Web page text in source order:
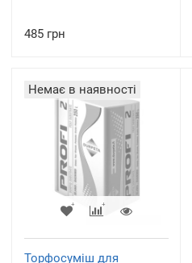
485 грн
Немає в наявності
Торфосуміш для